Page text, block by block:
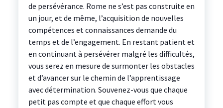
de persévérance. Rome ne s’est pas construite en
un jour, et de même, l’acquisition de nouvelles
compétences et connaissances demande du
temps et de l’engagement. En restant patient et
en continuant à persévérer malgré les difficultés,
vous serez en mesure de surmonter les obstacles
et d’avancer sur le chemin de l’apprentissage
avec détermination. Souvenez-vous que chaque
petit pas compte et que chaque effort vous